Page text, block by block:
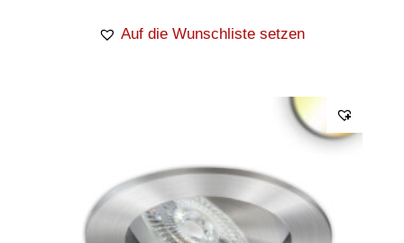
Auf die Wunschliste setzen